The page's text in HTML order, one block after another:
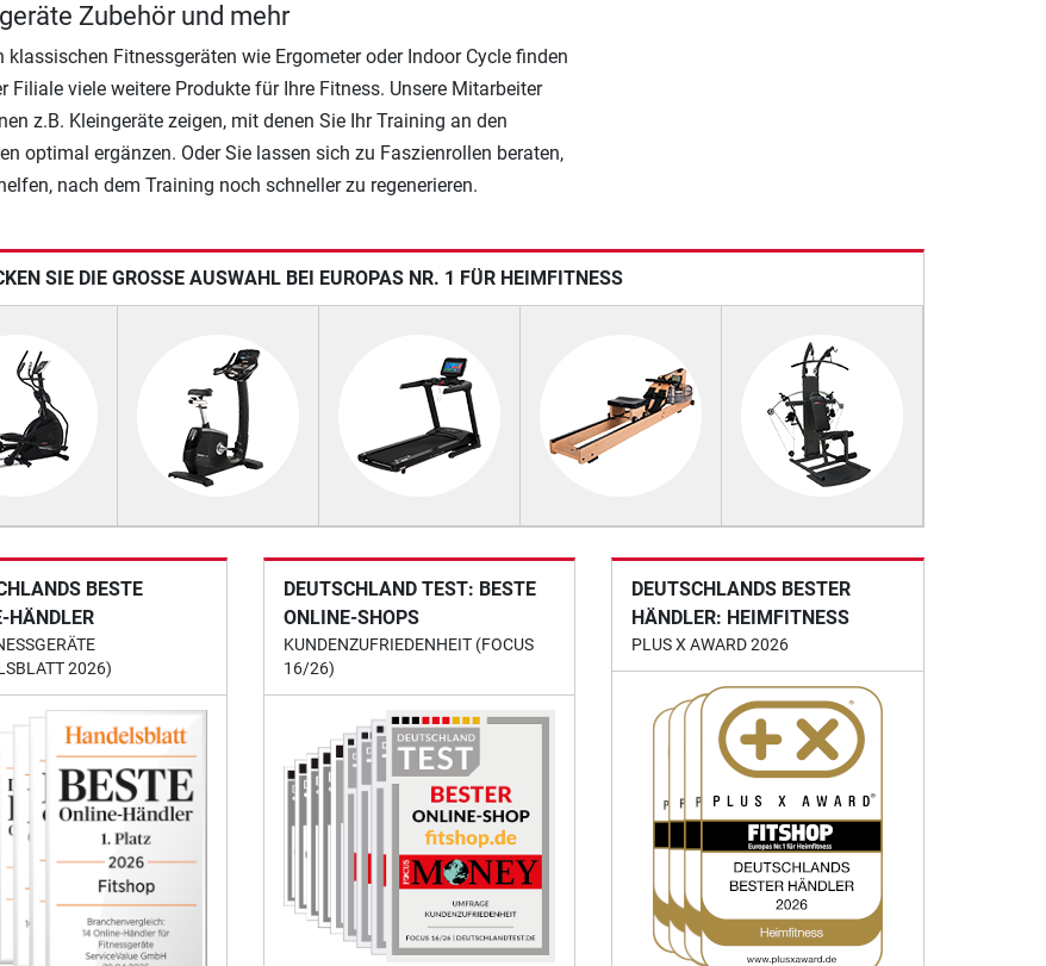
Zubehör und mehr
klassischen Fitnessgeräten wie Ergometer oder Indoor Cycle finden
Filiale viele weitere Produkte für Ihre Fitness. Unsere Mitarbeiter
z.B. Kleingeräte zeigen, mit denen Sie Ihr Training an den
optimal ergänzen. Oder Sie lassen sich zu Faszienrollen beraten,
nach dem Training noch schneller zu regenerieren.
SIE DIE GROSSE AUSWAHL BEI EUROPAS NR. 1 FÜR HEIMFITNESS
BESTE
HÄNDLER
2026)
DEUTSCHLAND TEST: BESTE
ONLINE-SHOPS
KUNDENZUFRIEDENHEIT (FOCUS
16/26)
DEUTSCHLANDS BESTER
HÄNDLER: HEIMFITNESS
PLUS X AWARD 2026